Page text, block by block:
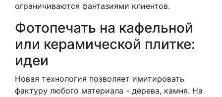
ограничиваются фантазиями клиентов.
Фотопечать на кафельной
или керамической плитке:
идеи
Новая технология позволяет имитировать
фактуру любого материала - дерева, камня. На